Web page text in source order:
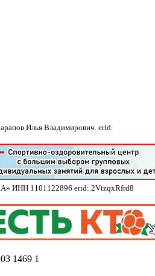
Илья Владимирович. erid:
ИНН 1101122896 erid: 2VtzqxRfrd8
1469 1